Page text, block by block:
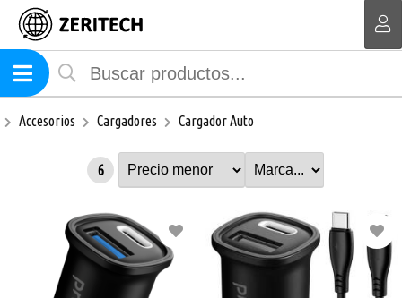
Accesorios Cargadores Cargador Auto
6